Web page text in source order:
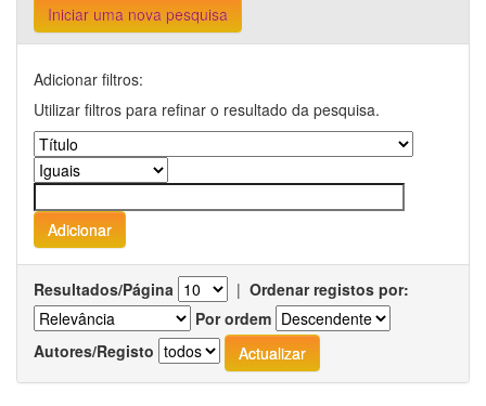
Iniciar uma nova pesquisa
Adicionar filtros:
Utilizar filtros para refinar o resultado da pesquisa.
Resultados/Página | Ordenar registos por:
Por ordem
Autores/Registo